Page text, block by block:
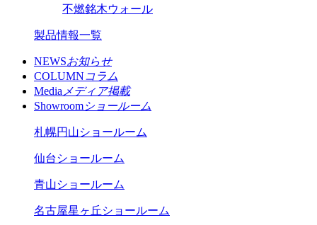
不燃銘木ウォール
製品情報一覧
NEWSお知らせ
COLUMNコラム
Media メディア掲載
Showroomショールーム
札幌円山ショールーム
仙台ショールーム
青山ショールーム
名古屋星ヶ丘ショールーム